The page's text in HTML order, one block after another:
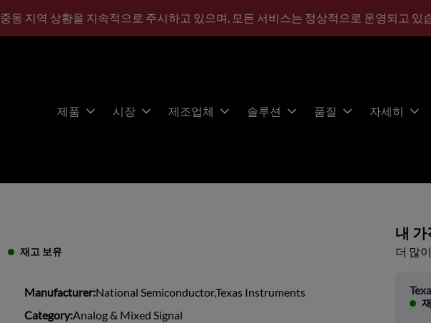
중동 지역 상황을 지속적으로 주시하고 있으며, 모든 서비스는 정상적으로 운영되고 있
제품 시장 제조업체 솔루션 품질 자세히
재고 보유
Manufacturer:National Semiconductor,Texas Instruments
Category:Analog & Mixed Signal
내 가
더 많